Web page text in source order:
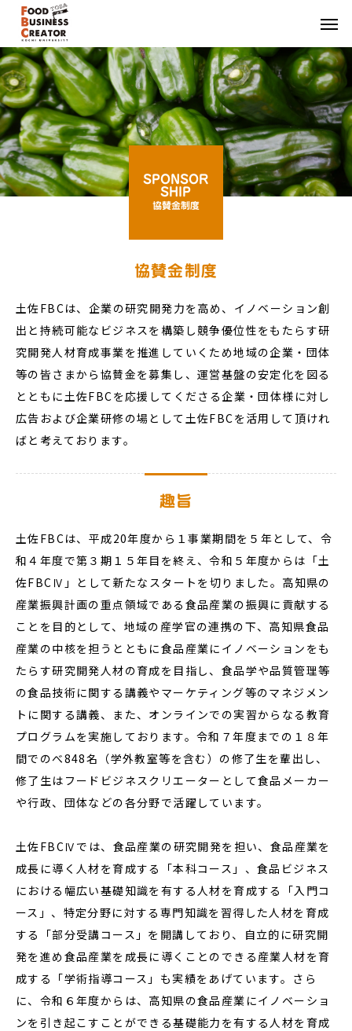
SPONSOR
SHIP
協賛金制度
協賛金制度
土佐FBCは、企業の研究開発力を高め、イノベーション創
出と持続可能なビジネスを構築し競争優位性をもたらす研
究開発人材育成事業を推進していくため地域の企業・団体
等の皆さまから協賛金を募集し、運営基盤の安定化を図る
とともに土佐FBCを応援してくださる企業・団体様に対し
広告および企業研修の場として土佐FBCを活用して頂けれ
ばと考えております。
趣旨
土佐FBCは、平成20年度から１事業期間を５年として、令
和４年度で第３期１５年目を終え、令和５年度からは「土
佐FBCⅣ」として新たなスタートを切りました。高知県の
産業振興計画の重点領域である食品産業の振興に貢献する
ことを目的として、地域の産学官の連携の下、高知県食品
産業の中核を担うとともに食品産業にイノベーションをも
たらす研究開発人材の育成を目指し、食品学や品質管理等
の食品技術に関する講義やマーケティング等のマネジメン
トに関する講義、また、オンラインでの実習からなる教育
プログラムを実施しております。令和７年度までの１８年
間でのべ848名（学外教室等を含む）の修了生を輩出し、
修了生はフードビジネスクリエーターとして食品メーカー
や行政、団体などの各分野で活躍しています。
土佐FBCⅣでは、食品産業の研究開発を担い、食品産業を
成長に導く人材を育成する「本科コース」、食品ビジネス
における幅広い基礎知識を有する人材を育成する「入門コ
ース」、特定分野に対する専門知識を習得した人材を育成
する「部分受講コース」を開講しており、自立的に研究開
発を進め食品産業を成長に導くことのできる産業人材を育
成する「学術指導コース」も実績をあげています。さら
に、令和６年度からは、高知県の食品産業にイノベーショ
ンを引き起こすことができる基礎能力を有する人材を育成